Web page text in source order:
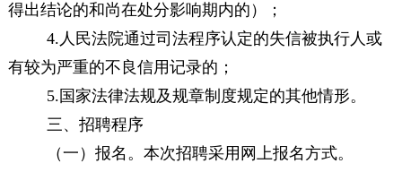
得出结论的和尚在处分影响期内的）；
4. 人民法院通过司法程序认定的失信被执行人或
有较为严重的不良信用记录的；
5. 国家法律法规及规章制度规定的其他情形。
三、 招聘程序
（一）报名 。 本次招聘采用网上报名方式。